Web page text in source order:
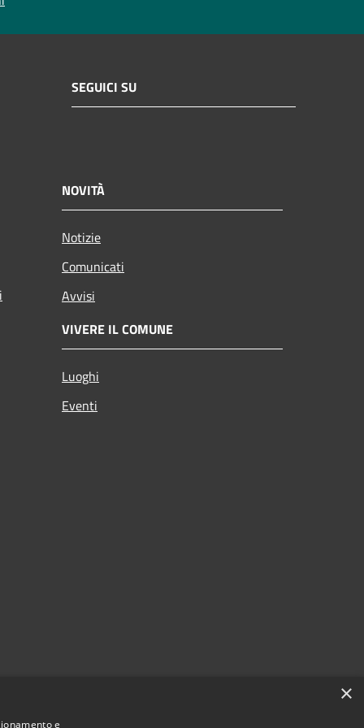
SEGUICI SU
NOVITÀ
Notizie
Comunicati
Avvisi
VIVERE IL COMUNE
Luoghi
Eventi
×
e